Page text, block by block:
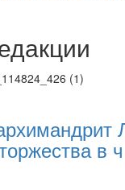
трансляции
трансляции
трансляции
трансляции
трансляции
в